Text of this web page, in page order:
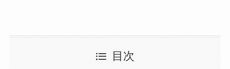
目次